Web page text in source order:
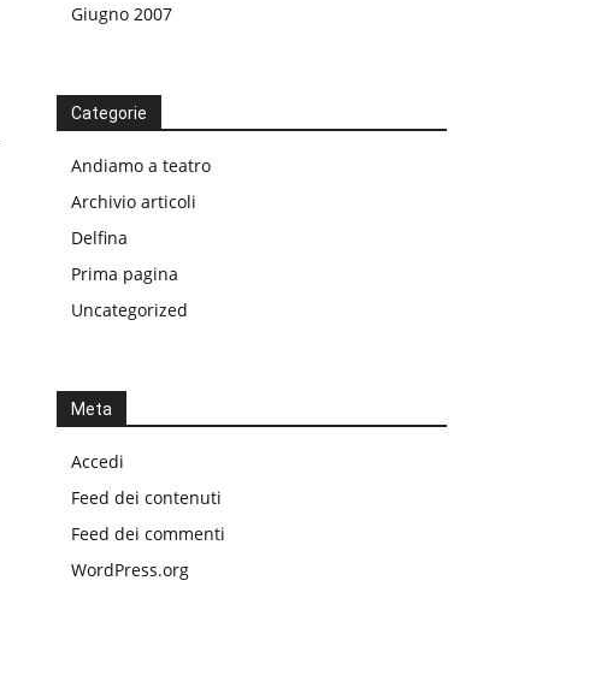
Giugno 2007
Categorie
Andiamo a teatro
Archivio articoli
Delfina
Prima pagina
Uncategorized
Meta
Accedi
Feed dei contenuti
Feed dei commenti
WordPress.org